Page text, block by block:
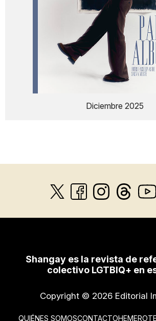
Diciembre 2025
Shangay es la revista de
colectivo LGTBIQ+ en
Copyright © 2026 Editorial
QUIÉNES SOMOSCONTACTO